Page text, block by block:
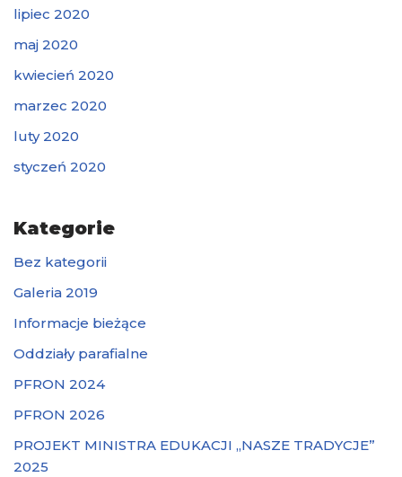
lipiec 2020
maj 2020
kwiecień 2020
marzec 2020
luty 2020
styczeń 2020
Kategorie
Bez kategorii
Galeria 2019
Informacje bieżące
Oddziały parafialne
PFRON 2024
PFRON 2026
PROJEKT MINISTRA EDUKACJI „NASZE TRADYCJE”
2025